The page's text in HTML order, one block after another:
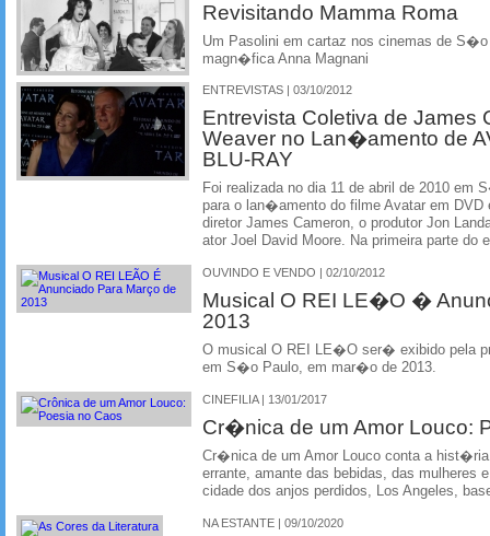
Revisitando Mamma Roma
Um Pasolini em cartaz nos cinemas de
magn�fica Anna Magnani
ENTREVISTAS | 03/10/2012
Entrevista Coletiva de James
Weaver no Lan�amento de
BLU-RAY
Foi realizada no dia 11 de abril de 2010 em
para o lan�amento do filme Avatar em DVD
diretor James Cameron, o produtor Jon
ator Joel David Moore. Na primeira parte do
OUVINDO E VENDO | 02/10/2012
Musical O REI LE�O �
2013
O musical O REI LE�O ser� exibido pela
em S�o Paulo, em mar�o de 2013.
CINEFILIA | 13/01/2017
Cr�nica de um Amor Louco:
Cr�nica de um Amor Louco conta a
errante, amante das bebidas, das mulheres
cidade dos anjos perdidos, Los Angeles,
NA ESTANTE | 09/10/2020